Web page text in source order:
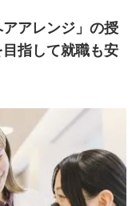
アレンジ」の授
指して就職も安